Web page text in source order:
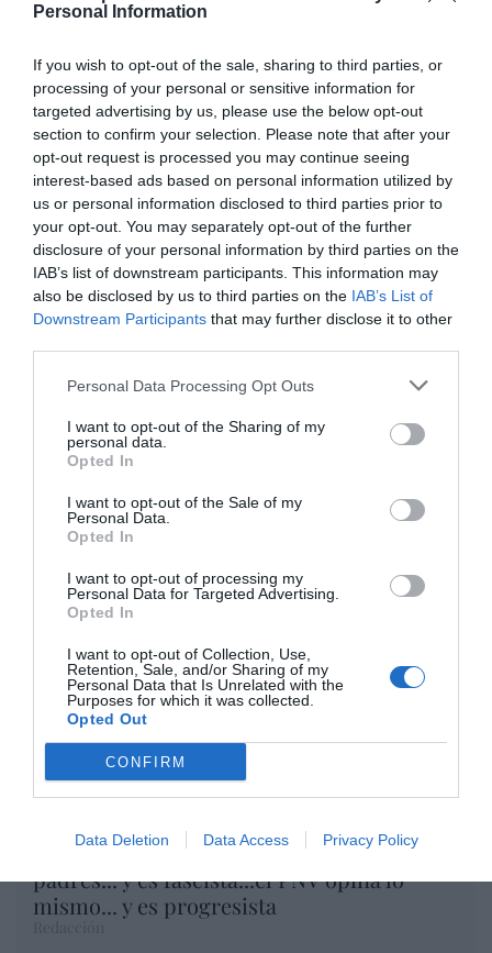
Personal Information
If you wish to opt-out of the sale, sharing to third parties, or
processing of your personal or sensitive information for
targeted advertising by us, please use the below opt-out
section to confirm your selection. Please note that after your
opt-out request is processed you may continue seeing
interest-based ads based on personal information utilized by
us or personal information disclosed to third parties prior to
your opt-out. You may separately opt-out of the further
disclosure of your personal information by third parties on the
IAB’s list of downstream participants. This information may
also be disclosed by us to third parties on the IAB’s List of
Downstream Participants that may further disclose it to other
Personal Data Processing Opt Outs
I want to opt-out of the Sharing of my
personal data.
Opted In
I want to opt-out of the Sale of my
Personal Data.
Opted In
I want to opt-out of processing my
Personal Data for Targeted Advertising.
Opted In
I want to opt-out of Collection, Use,
Retention, Sale, and/or Sharing of my
Personal Data that Is Unrelated with the
Purposes for which it was collected.
Opted Out
CONFIRM
Data Deletion Data Access Privacy Policy
El IBEX 35 cerró la sesión del miércoles en
los 20.057 puntos, un nuevo récord
Eulogio López
Ceuta. Nuestra Señora de África:
convertir al musulmán
No perdamos el norte: la
Eulogio López
Argumentos
Vox pide devolver a los hijos con sus
padres... y es fascista...el PNV opina lo
mismo... y es progresista